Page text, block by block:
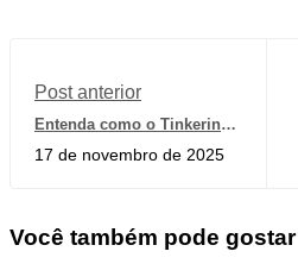
Post anterior
Entenda como o Tinkering
maneira de aprender
17 de novembro de 2025
Você também pode gostar